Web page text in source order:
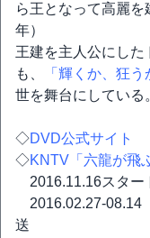
ら王となって高麗
年）
王建を主人公にした
も、
「輝くか、狂う
世を舞台にしている
◇DVD公式サイト
◇KNTV「六龍が飛
2016.11.16スタ
2016.02.27-
送